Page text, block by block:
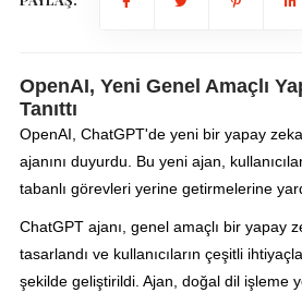
OpenAI, Yeni Genel Amaçlı
Tanıttı
OpenAI, ChatGPT'de yeni bir yapay
ajanını duyurdu. Bu yeni ajan,
tabanlı görevleri yerine getirmelerine
ChatGPT ajanı, genel amaçlı bir yapay
tasarlandı ve kullanıcıların çeşitli
şekilde geliştirildi. Ajan, doğal dil işleme